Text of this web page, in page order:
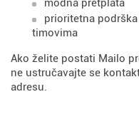
modna pretplata
prioritetna
timovima
Ako želite postati Mailo
ne ustručavajte se
adresu.